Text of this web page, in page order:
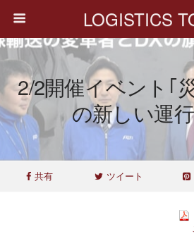
LOGISTICS
2/2開催イベント｢
の新しい運
共有 ツイート